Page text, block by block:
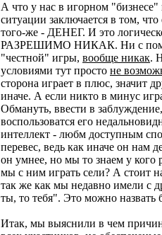
А что у нас в игорном "бизнесе"
ситуации заключается в том,
того-же - ДЕНЕГ. И это
РАЗРЕШИМО НИКАК. Ни с
"честной" игры, вообще никак.
условиями тут просто не
сторона играет в плюс, значит
иначе. А если никто в минус
Обмануть, ввести в
воспользоватся его
интеллект - любм доступным
перевес, ведь как иначе он нам
он умнее, но мы то знаем у кого
мы с ним играть сели? А стоит
так же как мы недавно имели с
ты, то тебя". Это можно назвать
Итак, мы выяснили в чем